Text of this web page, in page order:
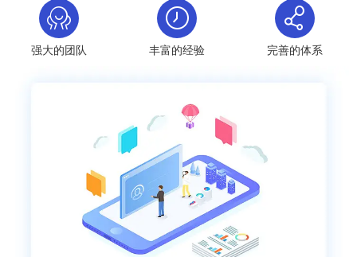
强大的团队 丰富的经验 完善的体系